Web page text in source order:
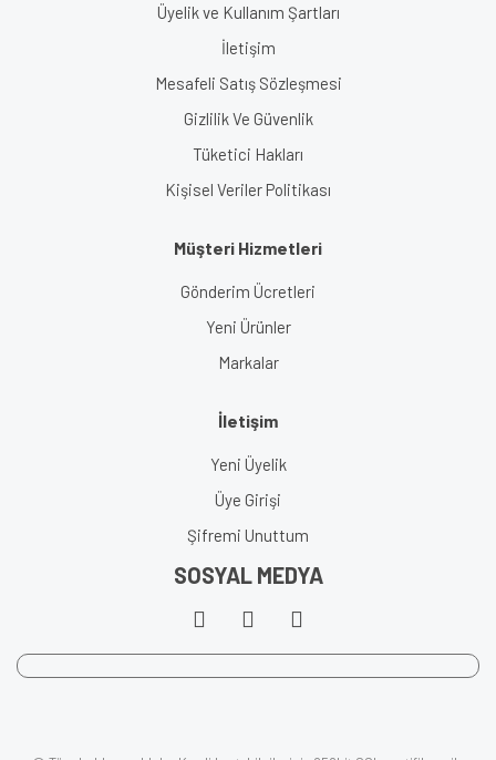
Üyelik ve Kullanım Şartları
İletişim
Mesafeli Satış Sözleşmesi
Gizlilik Ve Güvenlik
Tüketici Hakları
Kişisel Veriler Politikası
Müşteri Hizmetleri
Gönderim Ücretleri
Yeni Ürünler
Markalar
İletişim
Yeni Üyelik
Üye Girişi
Şifremi Unuttum
SOSYAL MEDYA